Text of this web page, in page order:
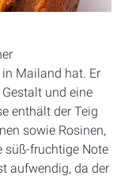
Mailand hat. Er
und eine
enthält der Teig
sowie Rosinen,
süß-fruchtige Note
aufwendig, da der